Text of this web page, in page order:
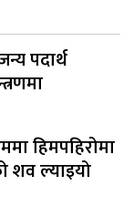
पदार्थ
हिमपहिरोमा
शव ल्याइयो